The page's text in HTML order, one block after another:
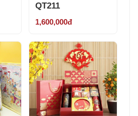
QT211
1,600,000đ